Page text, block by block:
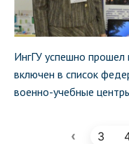
ИнгГУ успешно
включен в список
военно-учебные
‹ 3